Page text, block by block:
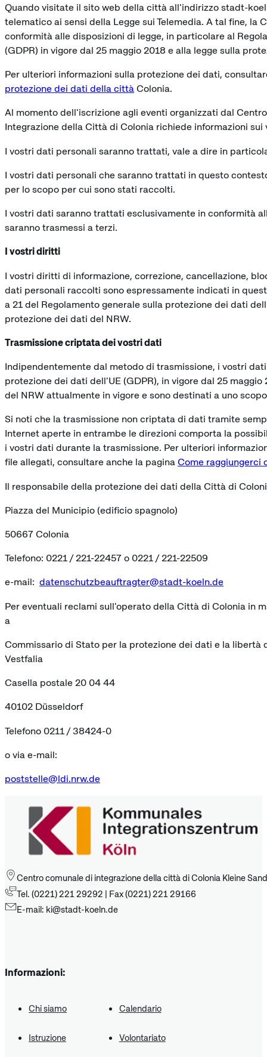
Quando visitate il sito web della città all'indirizzo stadt-
telematico ai sensi della Legge sui Telemedia. A tal fine,
conformità alle disposizioni di legge, in particolare al
(GDPR) in vigore dal 25 maggio 2018 e alla legge sulla
Per ulteriori informazioni sulla protezione dei dati,
protezione dei dati della cittàColonia.
Al momento dell'iscrizione agli eventi organizzati dal
Integrazione della Città di Colonia richiede informazioni
I vostri dati personali saranno trattati, vale a dire in
I vostri dati personali che saranno trattati in questo
per lo scopo per cui sono stati raccolti.
I vostri dati saranno trattati esclusivamente in conformità
saranno trasmessi a terzi.
I vostri diritti
I vostri diritti di informazione, correzione, cancellazione,
dati personali raccolti sono espressamente indicati in
a 21 del Regolamento generale sulla protezione dei dati
protezione dei dati del NRW.
Trasmissione criptata dei vostri dati
Indipendentemente dal metodo di trasmissione, i vostri
protezione dei dati dell'UE (GDPR), in vigore dal 25
del NRW attualmente in vigore e sono destinati a uno
Si noti che la trasmissione non criptata di dati tramite
Internet aperte in entrambe le direzioni comporta la
i vostri dati durante la trasmissione. Per ulteriori
file allegati, consultare anche la paginaCome raggiungerci
Il responsabile della protezione dei dati della Città di
Piazza del Municipio (edificio spagnolo)
50667 Colonia
Telefono: 0221 / 221-22457 o 0221 / 221-22509
e-mail: datenschutzbeauftragter@stadt-koeln.de
Per eventuali reclami sull'operato della Città di Colonia in
a
Commissario di Stato per la protezione dei dati e la
Vestfalia
Casella postale 20 04 44
40102 Düsseldorf
Telefono 0211 / 38424-0
o via e-mail:
poststelle@ldi.nrw.de
Centro comunale di integrazione della città di Colonia Kleine
Tel. (0221) 221 29292 | Fax (0221) 221 29166
E-mail: ki@stadt-koeln.de
Informazioni:
Chi siamo Calendario
Istruzione Volontariato